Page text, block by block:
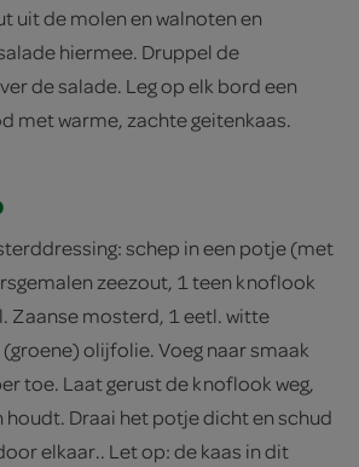
uit de molen en walnoten en
hiermee. Druppel de
de salade. Leg op elk bord een
met warme, zachte geitenkaas.
schep in een potje (met
zeezout, 1 teen knoflook
Zaanse mosterd, 1 eetl. witte
olijfolie. Voeg naar smaak
toe. Laat gerust de knoflook weg,
houdt. Draai het potje dicht en schud
elkaar.. Let op: de kaas in dit